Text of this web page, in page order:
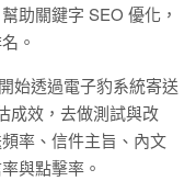
助關鍵字 SEO 優化，
。
始透過電子豹系統寄送
成效，去做測試與改
率、信件主旨、內文
與點擊率。